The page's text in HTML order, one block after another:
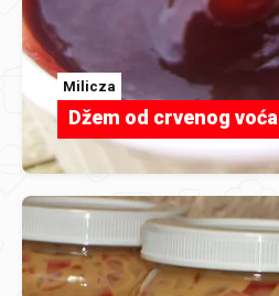
Milicza
Džem od crvenog voća